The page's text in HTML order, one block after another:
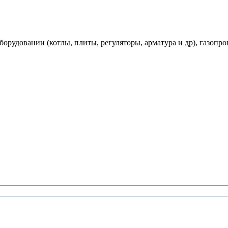
(котлы, плиты, регуляторы, арматура и др),